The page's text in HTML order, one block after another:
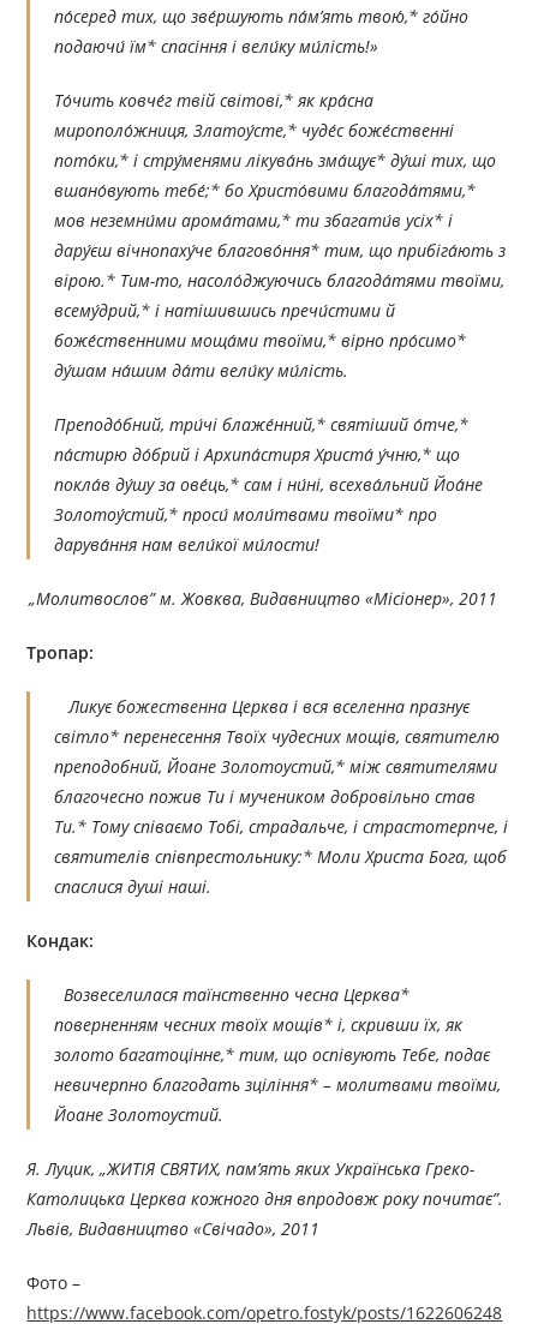
по́серед тих, що зве́ршують па́м’ять твою́,* го́йно
подаючи́ їм* спасіння і вели́ку ми́лість!»
То́чить ковче́г твій світові,* як кра́сна
мирополо́жниця, Златоу́сте,* чуде́с боже́ственні
пото́ки,* і стру́менями лікува́нь зма́щує* ду́ші тих, що
вшано́вують тебе́;* бо Христо́вими благода́тями,*
мов неземни́ми арома́тами,* ти збагати́в усіх* і
дару́єш вічнопаху́че благово́ння* тим, що прибіга́ють з
вірою.* Тим-то, насоло́джуючись благода́тями твоїми,
всему́дрий,* і натішившись пречи́стими й
боже́ственними моща́ми твоїми,* вірно про́симо*
ду́шам на́шим да́ти вели́ку ми́лість.
Преподо́бний, три́чі блаже́нний,* святіший о́тче,*
па́стирю до́брий і Архипа́стиря Христа́ у́чню,* що
покла́в ду́шу за ове́ць,* сам і ни́ні, всехва́льний Йоа́не
Золотоу́стий,* проси́ моли́твами твоїми* про
дарува́ння нам вели́кої ми́лости!
„Молитвослов” м. Жовква, Видавництво «Місіонер», 2011
Тропар:
Ликує божественна Церква і вся вселенна празнує
світло* перенесення Твоїх чудесних мощів, святителю
преподобний, Йоане Золотоустий,* між святителями
благочесно пожив Ти і мучеником добровільно став
Ти.* Тому співаємо Тобі, страдальче, і страстотерпче, і
святителів співпрестольнику:* Моли Христа Бога, щоб
спаслися душі наші.
Кондак:
Возвеселилася таїнственно чесна Церква*
поверненням чесних твоїх мощів* і, скривши їх, як
золото багатоцінне,* тим, що оспівують Тебе, подає
невичерпно благодать зціління* – молитвами твоїми,
Йоане Золотоустий.
Я. Луцик, „ЖИТІЯ СВЯТИХ, пам’ять яких Українська Греко-
Католицька Церква кожного дня впродовж року почитає”.
Львів, Видавництво «Свічадо», 201 1
Фото –
https://www.facebook.com/opetro.fostyk/posts/1622606248